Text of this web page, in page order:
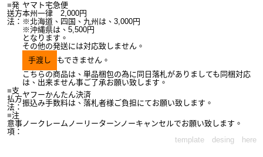
■発
送方
法：
ヤマト宅急便
本州一律 2,000円
※北海道、四国、九州は、3,000円
※沖縄県は、5,500円
となります。
その他の発送には対応致しません。
手渡し
もできません。
こちらの商品は、単品梱包の為に同日落札がありましても同梱対応
は、出来ません事ご了承お願い致します。
■支
払方
法：
ヤフーかんたん決済
振込み手数料は、落札者様ご負担にてお願い致します。
■注
意事
項：
ノークレームノーリーターンノーキャンセルでお願い致します。
template desing here